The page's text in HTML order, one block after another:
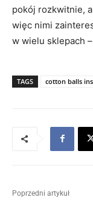
pokój rozkwitnie,
więc nimi
w wielu sklepach
TAGS cotton balls
Poprzedni artykuł